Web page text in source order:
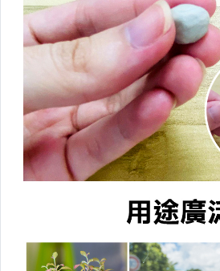
洗衣曬衣系列